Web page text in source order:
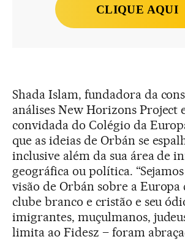
CLIQUE AQUI
Shada Islam, fundadora da
análises New Horizons Project
convidada do Colégio da
que as ideias de Orbán se
inclusive além da sua área de
geográfica ou política.
visão de Orbán sobre a Europa
clube branco e cristão e seu
imigrantes, muçulmanos,
limita ao Fidesz – foram